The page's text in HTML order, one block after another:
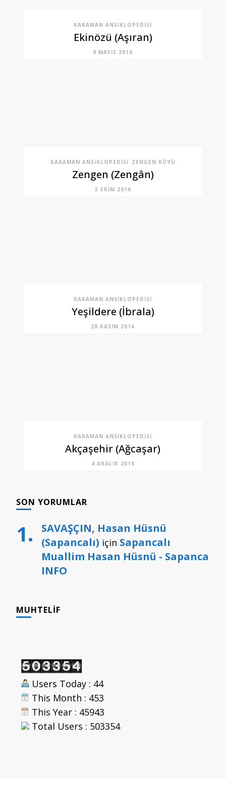
KARAMAN ANSIKLOPEDISI
Ekinözü (Aşıran)
8 MAYIS 2016
KARAMAN ANSIKLOPEDISI ZENGEN KÖYÜ
Zengen (Zengân)
3 EKIM 2016
KARAMAN ANSIKLOPEDISI
Yeşildere (İbrala)
20 KASIM 2016
KARAMAN ANSIKLOPEDISI
Akçaşehir (Ağcaşar)
4 ARALIK 2016
SON YORUMLAR
SAVAŞÇIN, Hasan Hüsnü
(Sapancalı) için Sapancalı
Muallim Hasan Hüsnü - Sapanca
INFO
MUHTELIF
Users Today : 44
This Month : 453
This Year : 45943
Total Users : 503354